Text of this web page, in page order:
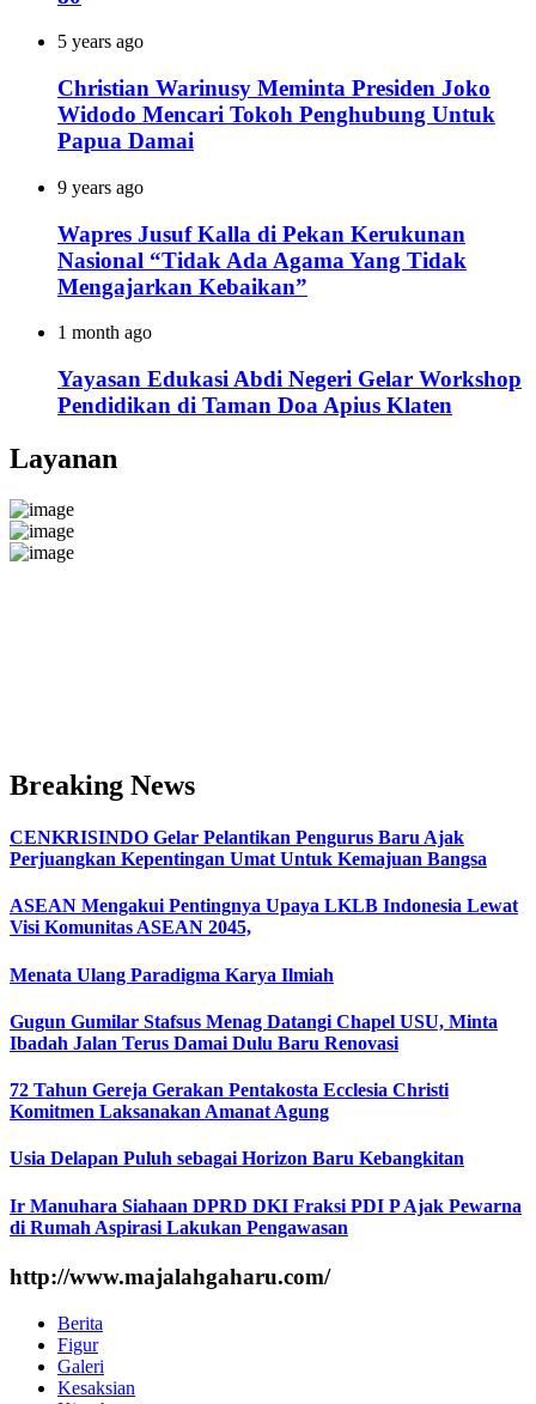
5 years ago
Christian Warinusy Meminta Presiden Joko
Widodo Mencari Tokoh Penghubung Untuk
Papua Damai
9 years ago
Wapres Jusuf Kalla di Pekan Kerukunan
Nasional “Tidak Ada Agama Yang Tidak
Mengajarkan Kebaikan”
1 month ago
Yayasan Edukasi Abdi Negeri Gelar Workshop
Pendidikan di Taman Doa Apius Klaten
Layanan
Breaking News
CENKRISINDO Gelar Pelantikan Pengurus Baru Ajak
Perjuangkan Kepentingan Umat Untuk Kemajuan Bangsa
ASEAN Mengakui Pentingnya Upaya LKLB Indonesia Lewat
Visi Komunitas ASEAN 2045,
Menata Ulang Paradigma Karya Ilmiah
Gugun Gumilar Stafsus Menag Datangi Chapel USU, Minta
Ibadah Jalan Terus Damai Dulu Baru Renovasi
72 Tahun Gereja Gerakan Pentakosta Ecclesia Christi
Komitmen Laksanakan Amanat Agung
Usia Delapan Puluh sebagai Horizon Baru Kebangkitan
Ir Manuhara Siahaan DPRD DKI Fraksi PDI P Ajak Pewarna
di Rumah Aspirasi Lakukan Pengawasan
http://www.majalahgaharu.com/
Berita
Figur
Galeri
Kesaksian